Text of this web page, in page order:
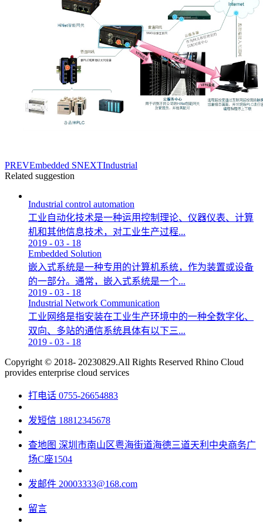
PREVEmbedded SNEXTIndustrial
Related suggestion
Industrial control automation
工业自动化技术是一种运用控制理论、仪器仪表、计算
机和其他信息技术，对工业生产过程...
2019 - 03 - 18
Embedded Solution
嵌入式系统是一种专用的计算机系统，作为装置或设备
的一部分。通常，嵌入式系统是一个...
2019 - 03 - 18
Industrial Network Communication
工业网络是指安装在工业生产环境中的一种全数字化、
双向、多站的通信系统具体有以下三...
2019 - 03 - 18
Copyright © 2018- 20230829.All Rights Reserved Rhino Cloud
provides enterprise cloud services
打电话 0755-26654883
发短信 18812345678
查地图 深圳市南山区粤海街道海德三道天利中央商务广
场C座1504
发邮件 20003333@168.com
留言